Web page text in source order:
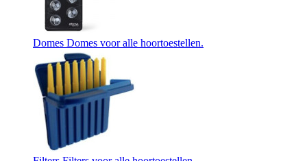
Domes Domes voor alle hoortoestellen.